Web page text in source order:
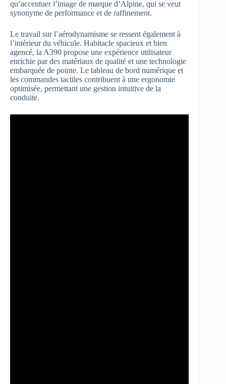
qu’accentuer l’image de marque d’Alpine, qui se veut
synonyme de performance et de raffinement.
Le travail sur l’aérodynamisme se ressent également à
l’intérieur du véhicule. Habitacle spacieux et bien
agencé, la A390 propose une expérience utilisateur
enrichie par des matériaux de qualité et une technologie
embarquée de pointe. Le tableau de bord numérique et
les commandes tactiles contribuent à une ergonomie
optimisée, permettant une gestion intuitive de la
conduite.